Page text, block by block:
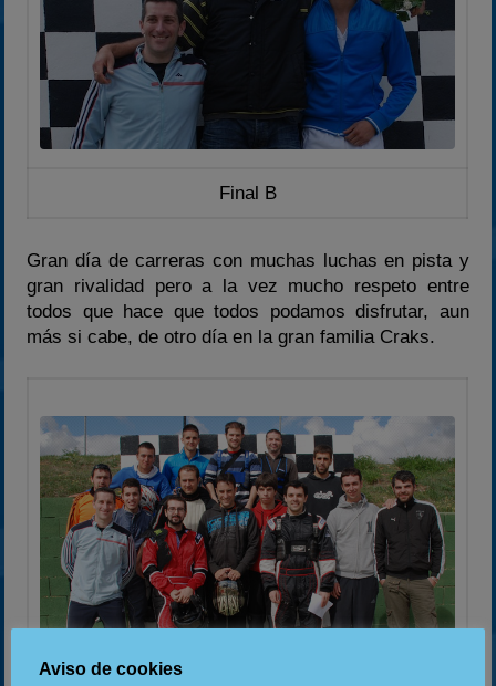
Final B
Gran día de carreras con muchas luchas en pista y
gran rivalidad pero a la vez mucho respeto entre
todos que hace que todos podamos disfrutar, aun
más si cabe, de otro día en la gran familia Craks.
Aviso de cookies